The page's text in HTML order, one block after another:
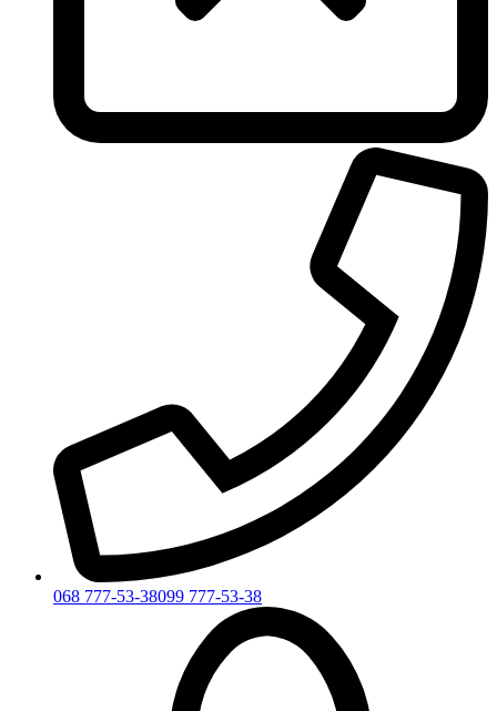
068 777-53-38099 777-53-38